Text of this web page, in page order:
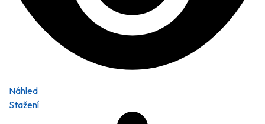
Náhled
Stažení